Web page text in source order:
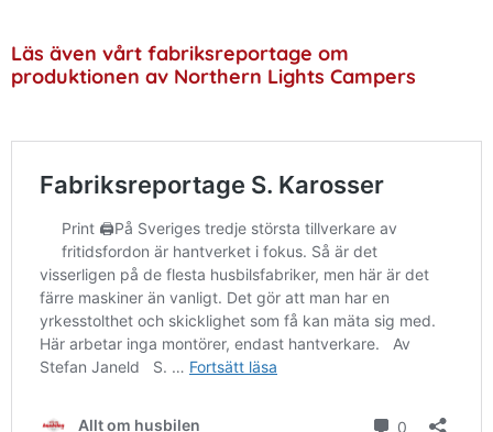
Läs även vårt fabriksreportage om
produktionen av Northern Lights Campers